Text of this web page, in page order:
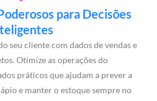
para Decisões
seu cliente com dados de vendas e
Otimize as operações do
práticos que ajudam a prever a
e manter o estoque sempre no